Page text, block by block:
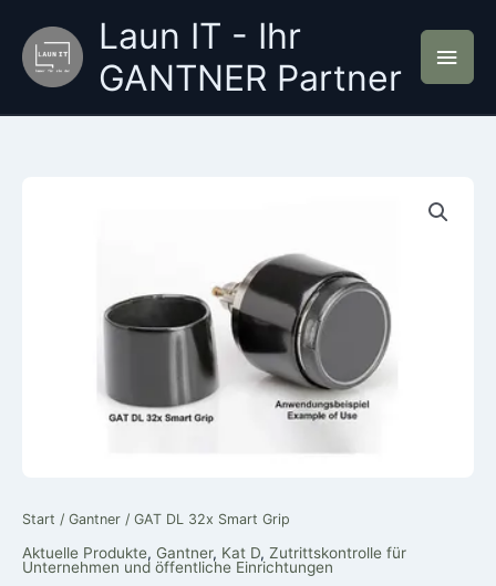
Inhalt
springen
Laun IT - Ihr
GANTNER Partner
Start / Gantner / GAT DL 32x Smart Grip
Aktuelle Produkte, Gantner, Kat D, Zutrittskontrolle für
Unternehmen und öffentliche Einrichtungen